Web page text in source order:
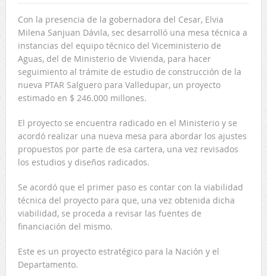
Con la presencia de la gobernadora del Cesar, Elvia
Milena Sanjuan Dávila, sec desarrolló una mesa técnica a
instancias del equipo técnico del Viceministerio de
Aguas, del de Ministerio de Vivienda, para hacer
seguimiento al trámite de estudio de construcción de la
nueva PTAR Salguero para Valledupar, un proyecto
estimado en $ 246.000 millones.
El proyecto se encuentra radicado en el Ministerio y se
acordó realizar una nueva mesa para abordar los ajustes
propuestos por parte de esa cartera, una vez revisados
los estudios y diseños radicados.
Se acordó que el primer paso es contar con la viabilidad
técnica del proyecto para que, una vez obtenida dicha
viabilidad, se proceda a revisar las fuentes de
financiación del mismo.
Este es un proyecto estratégico para la Nación y el
Departamento.